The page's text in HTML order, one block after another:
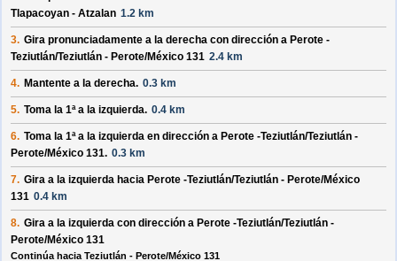
Tlapacoyan - Atzalan 1.2 km
3. Gira pronunciadamente a la derecha con dirección a Perote -
Teziutlán/Teziutlán - Perote/México 131 2.4 km
4. Mantente a la derecha. 0.3 km
5. Toma la 1ª a la izquierda. 0.4 km
6. Toma la 1ª a la izquierda en dirección a Perote -Teziutlán/Teziutlán -
Perote/México 131. 0.3 km
7. Gira a la izquierda hacia Perote -Teziutlán/Teziutlán - Perote/México
131 0.4 km
8. Gira a la izquierda con dirección a Perote -Teziutlán/Teziutlán -
Perote/México 131
Continúa hacia Teziutlán - Perote/México 131